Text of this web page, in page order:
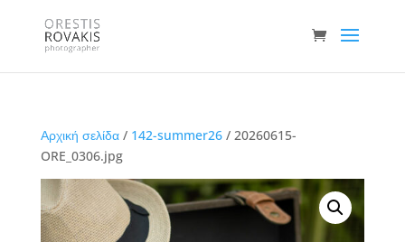
Αρχική σελίδα/ 142-summer26/ 20260615-
ORE_0306.jpg